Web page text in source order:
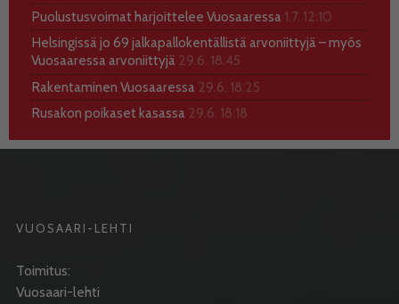
Puolustusvoimat harjoittelee Vuosaaressa 1.7. 12:10
Helsingissä jo 69 jalkapallokentällistä arvoniittyjä – myös
Vuosaaressa arvoniittyjä 29.6. 18:45
Rakentaminen Vuosaaressa 29.6. 18:25
Rusakon poikaset kasassa 29.6. 18:18
VUOSAARI-LEHTI
Toimitus:
Vuosaari-lehti